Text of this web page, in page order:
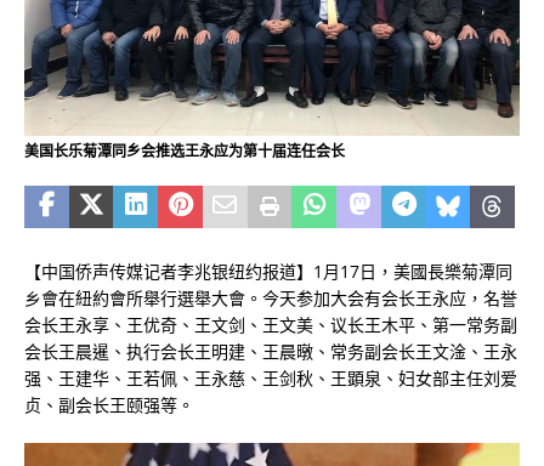
美国长乐菊潭同乡会推选王永应为第十届连任会长
【中国侨声传媒记者李兆银纽约报道】1月17日，美國長樂菊潭同
乡會在紐約會所舉行選舉大會。今天参加大会有会长王永应，名誉
会长王永享、王优奇、王文剑、王文美、议长王木平、第一常务副
会长王晨暹、执行会长王明建、王晨暾、常务副会长王文淦、王永
强、王建华、王若佩、王永慈、王剑秋、王顕泉、妇女部主任刘爱
贞、副会长王颐强等。